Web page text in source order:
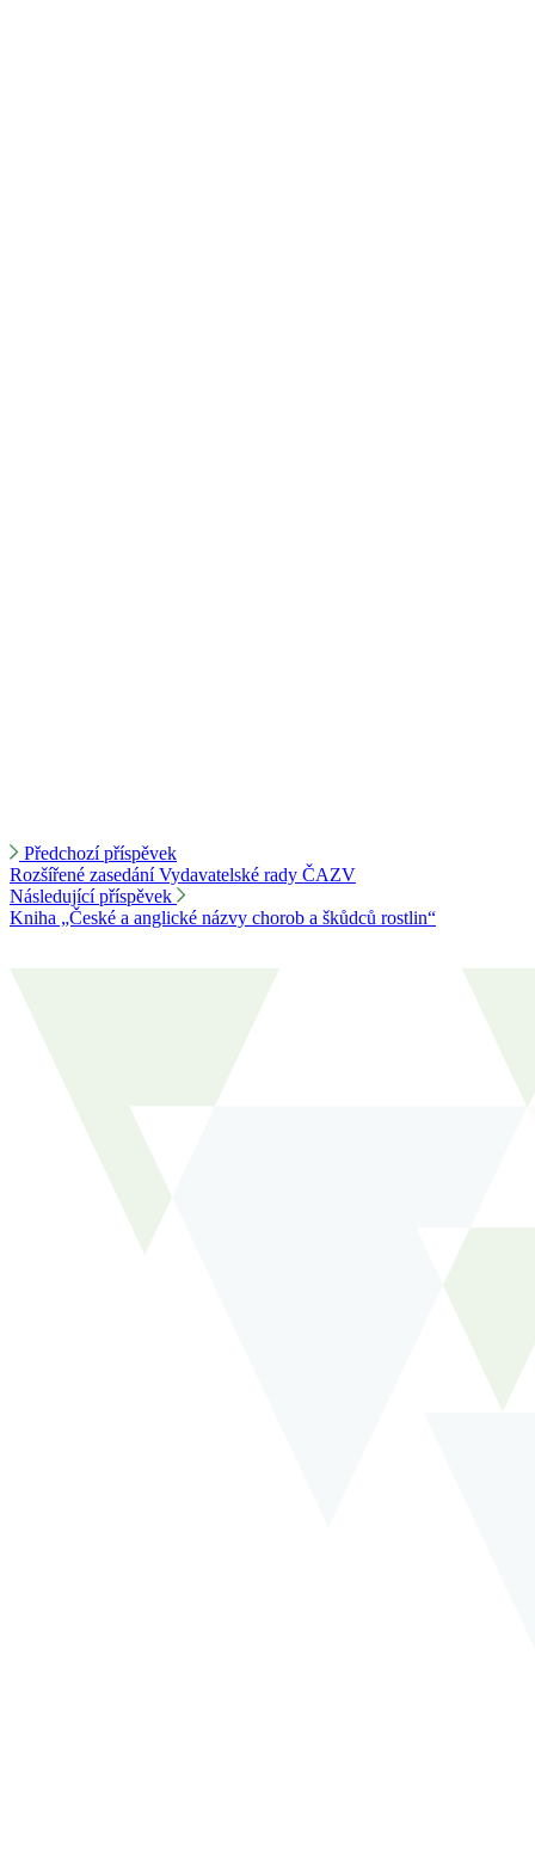
Předchozí příspěvek
Rozšířené zasedání Vydavatelské rady ČAZV
Následující příspěvek
Kniha „České a anglické názvy chorob a škůdců rostlin“